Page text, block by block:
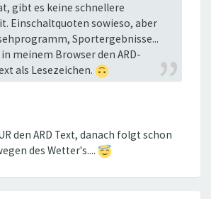
gibt es keine schnellere
Einschaltquoten sowieso, aber
Sportergebnisse...
meinem Browser den ARD-
als Lesezeichen.
den ARD Text, danach folgt schon
des Wetter's....